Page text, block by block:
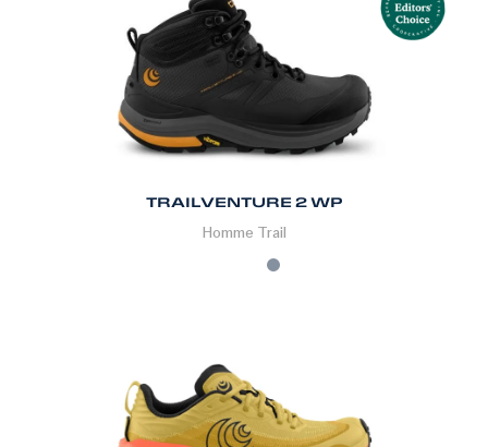
TRAILVENTURE 2 WP
Homme Trail